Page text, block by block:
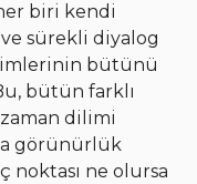
biri kendi
sürekli diyalog
bütünü
bütün farklı
zaman dilimi
görünürlük
noktası ne olursa